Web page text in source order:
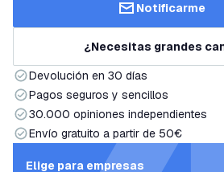
Notificarme
¿Necesitas grandes
Devolución en 30 días
Pagos seguros y sencillos
30.000 opiniones independientes
Envío gratuito a partir de 50€
Elige para empresas